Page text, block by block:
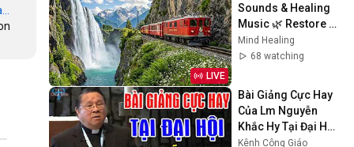
LIVE
Sounds & Healing
Music 🌿 Restore
Balance, Stress
Relief & Sleep
Mind Healing
68 watching
Bài Giảng Cực Hay
Của Lm Nguyễn
Khắc Hy Tại Đại Hội
Thánh Mẫu La Vang
Kênh Công Giáo